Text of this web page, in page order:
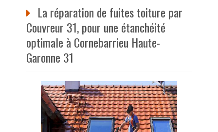
La réparation de fuites toiture par
Couvreur 31, pour une étanchéité
optimale à Cornebarrieu Haute-
Garonne 31